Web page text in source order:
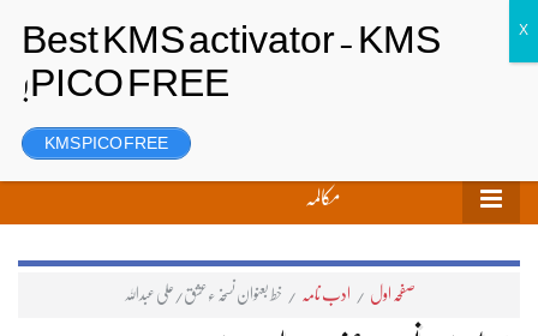
رجسٹر
مکالمہ
صفحہ اول / ادب نامہ / خط بعنوان نسخہ ءعشق/علی عبداللہ
KMS PICO FREE